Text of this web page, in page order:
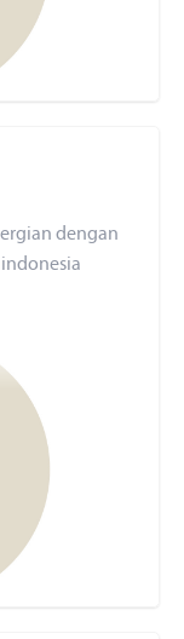
dengan